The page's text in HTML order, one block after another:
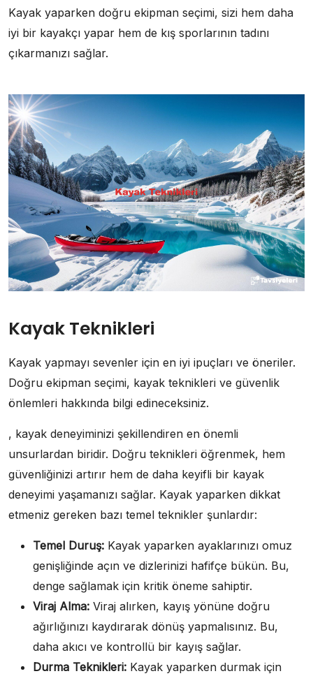
Kayak yaparken doğru ekipman seçimi, sizi hem daha
iyi bir kayakçı yapar hem de kış sporlarının tadını
çıkarmanızı sağlar.
Kayak Teknikleri
Kayak yapmayı sevenler için en iyi ipuçları ve öneriler.
Doğru ekipman seçimi, kayak teknikleri ve güvenlik
önlemleri hakkında bilgi edineceksiniz.
, kayak deneyiminizi şekillendiren en önemli
unsurlardan biridir. Doğru teknikleri öğrenmek, hem
güvenliğinizi artırır hem de daha keyifli bir kayak
deneyimi yaşamanızı sağlar. Kayak yaparken dikkat
etmeniz gereken bazı temel teknikler şunlardır:
Temel Duruş: Kayak yaparken ayaklarınızı omuz
genişliğinde açın ve dizlerinizi hafifçe bükün. Bu,
denge sağlamak için kritik öneme sahiptir.
Viraj Alma: Viraj alırken, kayış yönüne doğru
ağırlığınızı kaydırarak dönüş yapmalısınız. Bu,
daha akıcı ve kontrollü bir kayış sağlar.
Durma Teknikleri: Kayak yaparken durmak için